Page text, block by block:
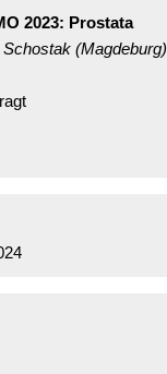
2023: Prostata
(Magdeburg)